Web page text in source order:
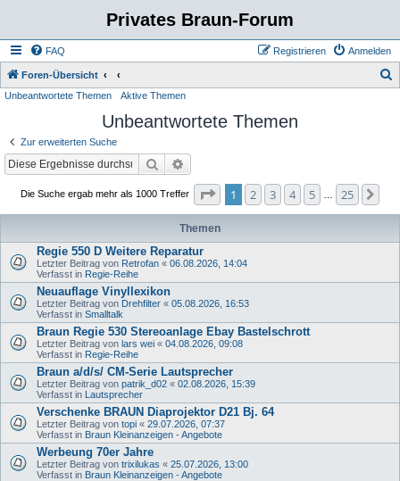
Privates Braun-Forum
FAQ Anmelden
Registrieren
Foren-Übersicht
Unbeantwortete Themen Aktive Themen
Unbeantwortete Themen
Zur erweiterten Suche
Suche
Die Suche ergab mehr als 1000 Treffer Seite von
1 2 3 4 5 25
Themen
Regie 550 D Weitere Reparatur
Letzter Beitrag von Retrofan « 06.08.2026, 14:04
Verfasst in Regie-Reihe
Neuauflage Vinyllexikon
Letzter Beitrag von Drehfilter « 05.08.2026, 16:53
Verfasst in Smalltalk
Braun Regie 530 Stereoanlage Ebay Bastelschrott
Letzter Beitrag von lars wei « 04.08.2026, 09:08
Verfasst in Regie-Reihe
Braun a/d/s/ CM-Serie Lautsprecher
Letzter Beitrag von patrik_d02 « 02.08.2026, 15:39
Verfasst in Lautsprecher
Verschenke BRAUN Diaprojektor D21 Bj. 64
Letzter Beitrag von topi « 29.07.2026, 07:37
Verfasst in Braun Kleinanzeigen - Angebote
Werbeung 70er Jahre
Letzter Beitrag von trixilukas « 25.07.2026, 13:00
Verfasst in Braun Kleinanzeigen - Angebote